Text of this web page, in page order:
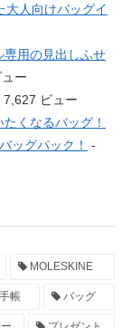
大人向けバッグイ
専用の見出しふせ
ー
7,627 ビュー
くなるバッグ！
ッグパック！
-
MOLESKINE
帳 バッグ